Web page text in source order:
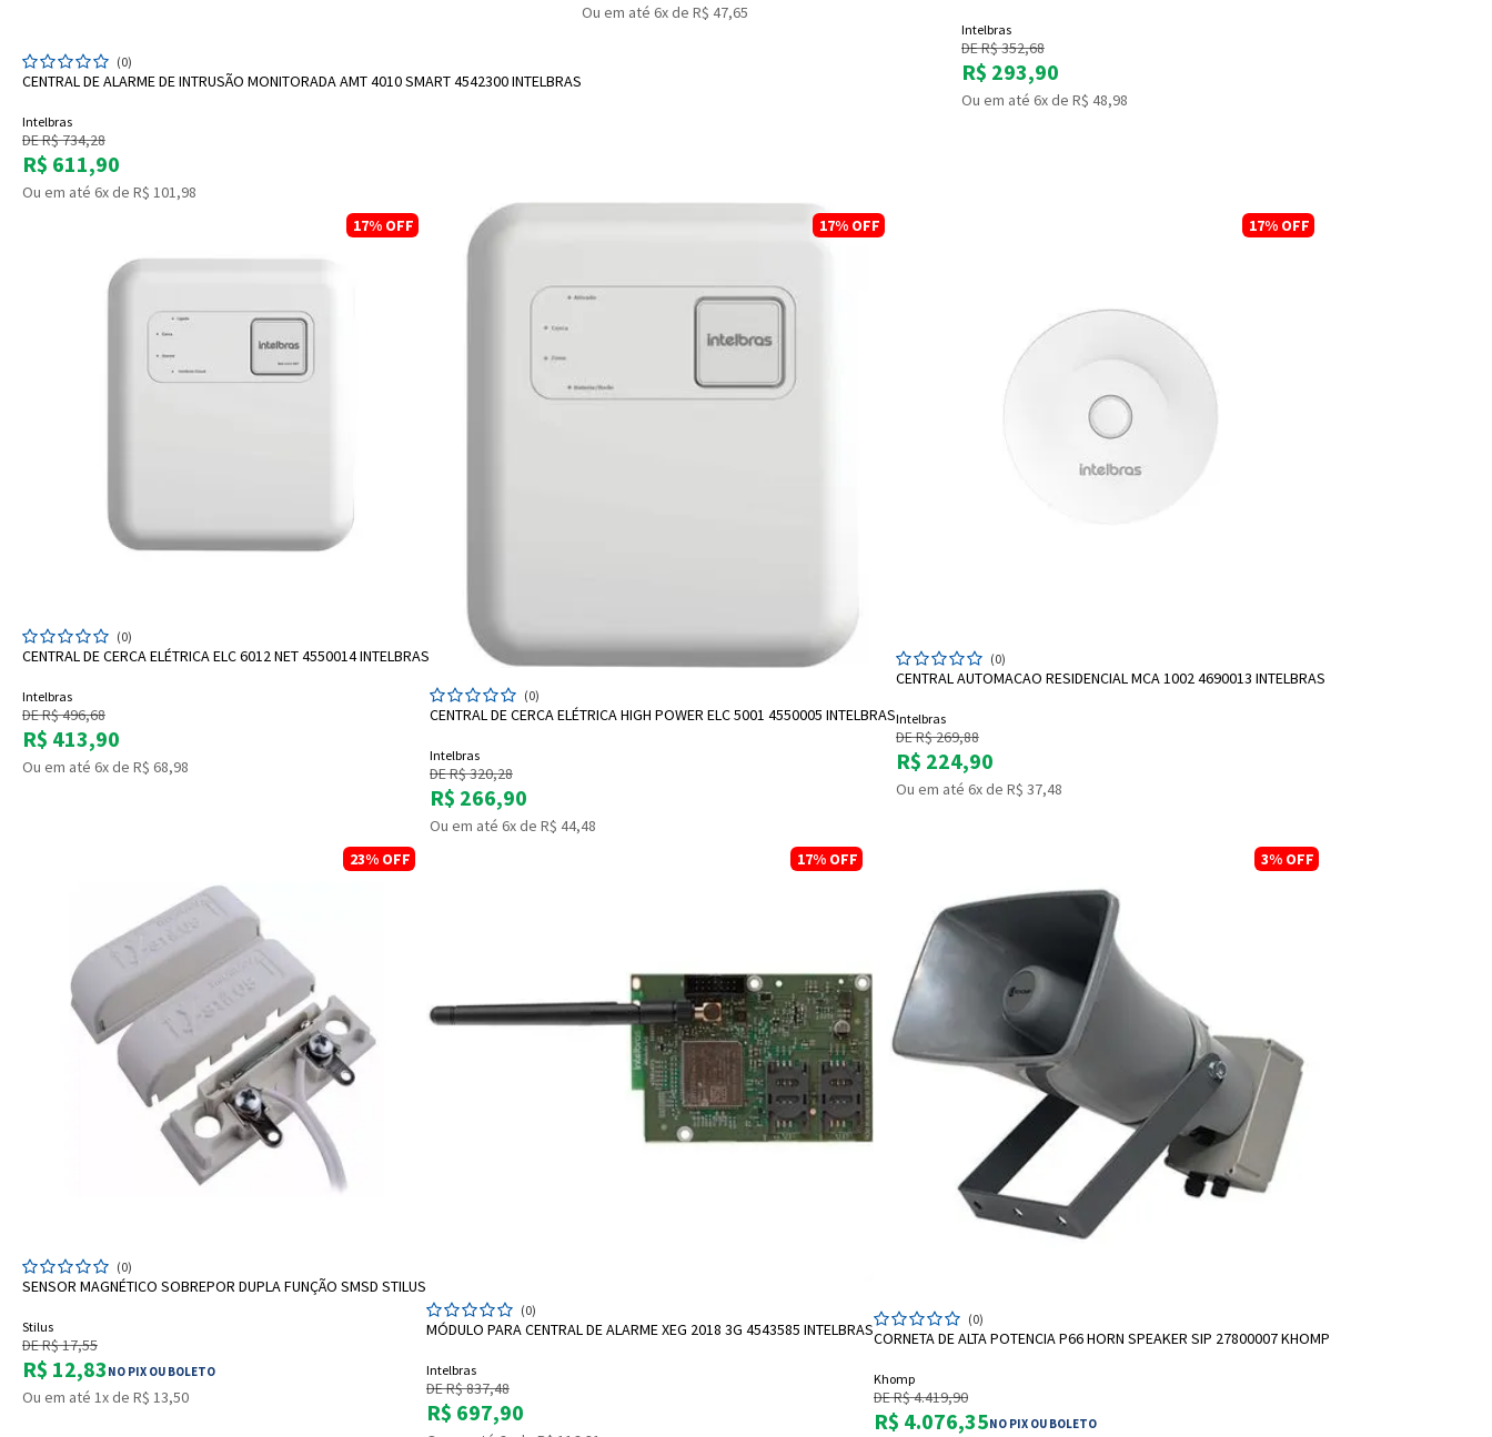
(0)
CENTRAL DE ALARME DE INTRUSÃO MONITORADA AMT 4010 SMART 4542300 INTELBRAS
Intelbras
DE R$ 734,28
R$ 611,90
Ou em até 6x de R$ 101,98
Ou em até 6x de R$ 47,65
Intelbras
DE R$ 352,68
R$ 293,90
Ou em até 6x de R$ 48,98
17% OFF
(0)
CENTRAL DE CERCA ELÉTRICA ELC 6012 NET 4550014 INTELBRAS
Intelbras
DE R$ 496,68
R$ 413,90
Ou em até 6x de R$ 68,98
17% OFF
(0)
CENTRAL DE CERCA ELÉTRICA HIGH POWER ELC 5001 4550005 INTELBRAS
Intelbras
DE R$ 320,28
R$ 266,90
Ou em até 6x de R$ 44,48
17% OFF
(0)
CENTRAL AUTOMACAO RESIDENCIAL MCA 1002 4690013 INTELBRAS
Intelbras
DE R$ 269,88
R$ 224,90
Ou em até 6x de R$ 37,48
23% OFF
(0)
SENSOR MAGNÉTICO SOBREPOR DUPLA FUNÇÃO SMSD STILUS
Stilus
DE R$ 17,55
R$ 12,83 NO PIX OU BOLETO
Ou em até 1x de R$ 13,50
17% OFF
(0)
MÓDULO PARA CENTRAL DE ALARME XEG 2018 3G 4543585 INTELBRAS
Intelbras
DE R$ 837,48
R$ 697,90
3% OFF
(0)
CORNETA DE ALTA POTENCIA P66 HORN SPEAKER SIP 27800007 KHOMP
Khomp
DE R$ 4.419,90
R$ 4.076,35NO PIX OU BOLETO